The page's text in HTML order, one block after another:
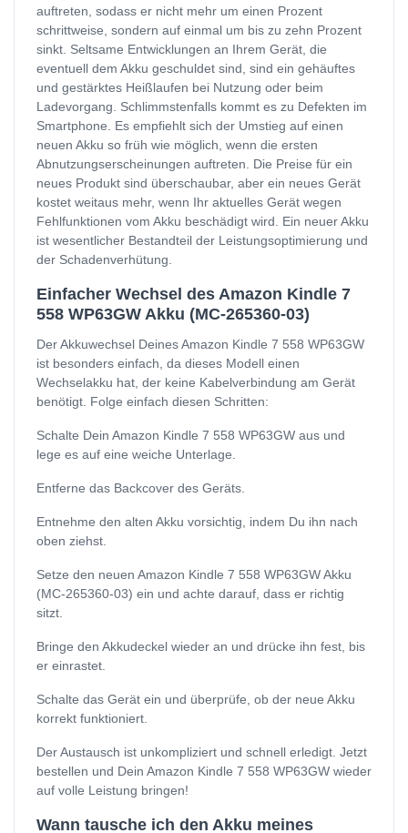
auftreten, sodass er nicht mehr um einen Prozent
schrittweise, sondern auf einmal um bis zu zehn Prozent
sinkt. Seltsame Entwicklungen an Ihrem Gerät, die
eventuell dem Akku geschuldet sind, sind ein gehäuftes
und gestärktes Heißlaufen bei Nutzung oder beim
Ladevorgang. Schlimmstenfalls kommt es zu Defekten im
Smartphone. Es empfiehlt sich der Umstieg auf einen
neuen Akku so früh wie möglich, wenn die ersten
Abnutzungserscheinungen auftreten. Die Preise für ein
neues Produkt sind überschaubar, aber ein neues Gerät
kostet weitaus mehr, wenn Ihr aktuelles Gerät wegen
Fehlfunktionen vom Akku beschädigt wird. Ein neuer Akku
ist wesentlicher Bestandteil der Leistungsoptimierung und
der Schadenverhütung.
Einfacher Wechsel des Amazon Kindle 7
558 WP63GW Akku (MC-265360-03)
Der Akkuwechsel Deines Amazon Kindle 7 558 WP63GW
ist besonders einfach, da dieses Modell einen
Wechselakku hat, der keine Kabelverbindung am Gerät
benötigt. Folge einfach diesen Schritten:
Schalte Dein Amazon Kindle 7 558 WP63GW aus und
lege es auf eine weiche Unterlage.
Entferne das Backcover des Geräts.
Entnehme den alten Akku vorsichtig, indem Du ihn nach
oben ziehst.
Setze den neuen Amazon Kindle 7 558 WP63GW Akku
(MC-265360-03) ein und achte darauf, dass er richtig
sitzt.
Bringe den Akkudeckel wieder an und drücke ihn fest, bis
er einrastet.
Schalte das Gerät ein und überprüfe, ob der neue Akku
korrekt funktioniert.
Der Austausch ist unkompliziert und schnell erledigt. Jetzt
bestellen und Dein Amazon Kindle 7 558 WP63GW wieder
auf volle Leistung bringen!
Wann tausche ich den Akku meines